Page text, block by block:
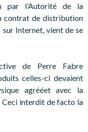
par l’Autorité de la
contrat de distribution
Internet, vient de se
de Perre Fabre
celles-ci devaient
agrééet avec la
Ceci interdit de facto la